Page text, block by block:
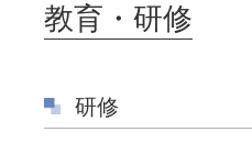
教育・研修
研修